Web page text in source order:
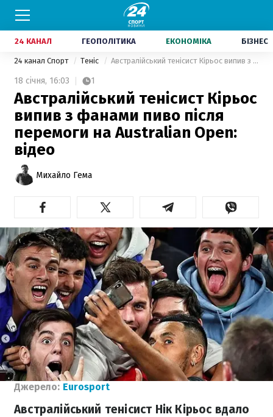
24 КАНАЛ ГЕОПОЛІТИКА ЕКОНОМІКА БІЗНЕС
24 канал Спорт Теніс Австралійський тенісист Кірьос випив з фанами пиво після перемоги на Australian Open: відео
18 січня, 16:03 1
Австралійський тенісист Кірьос
випив з фанами пиво після
перемоги на Australian Open:
відео
Михайло Гема
Джерело: Eurosport
Австралійський тенісист Нік Кірьос вдало